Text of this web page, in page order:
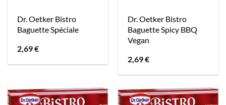
Dr. Oetker Bistro
Baguette Spéciale
2,69€
Dr. Oetker Bistro
Baguette Spicy BBQ
Vegan
2,69€